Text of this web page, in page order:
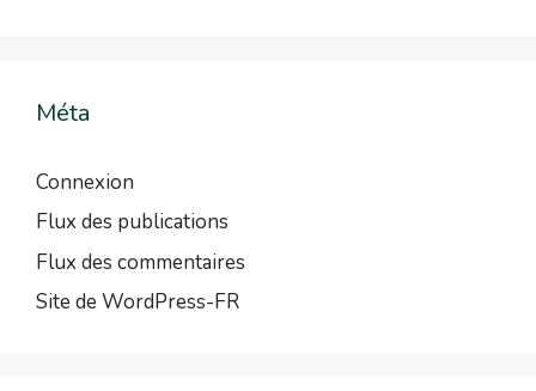
Méta
Connexion
Flux des publications
Flux des commentaires
Site de WordPress-FR